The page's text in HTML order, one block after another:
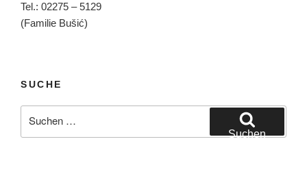
Tel.: 02275 – 5129
(Familie Bušić)
SUCHE
Suchen